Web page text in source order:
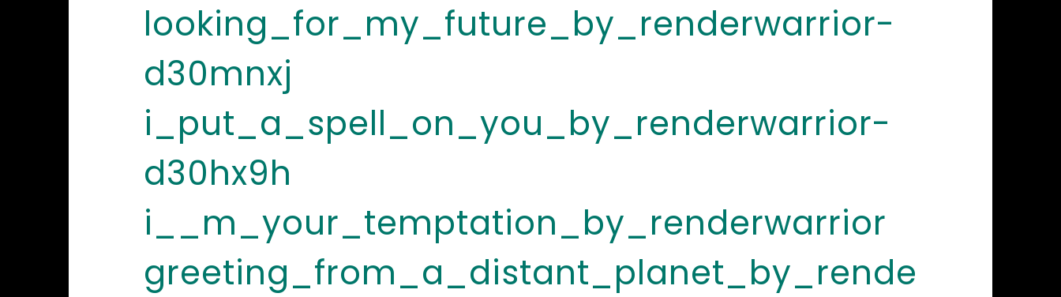
looking_for_my_future_by_renderwarrior-
d30mnxj
i_put_a_spell_on_you_by_renderwarrior-
d30hx9h
i__m_your_temptation_by_renderwarrior
greeting_from_a_distant_planet_by_rende